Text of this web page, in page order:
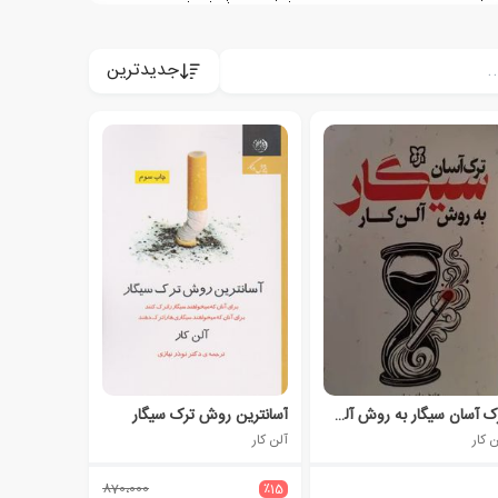
جدیدترین
ترک آسان سیگار به روش آلن کار
کار
آسانترین روش ترک سیگار
آلن کار
٪15 870،000